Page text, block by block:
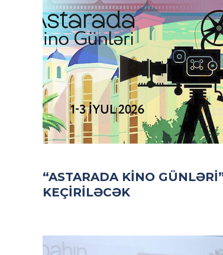
“ASTARADA KINO
KEÇIRILƏCƏK